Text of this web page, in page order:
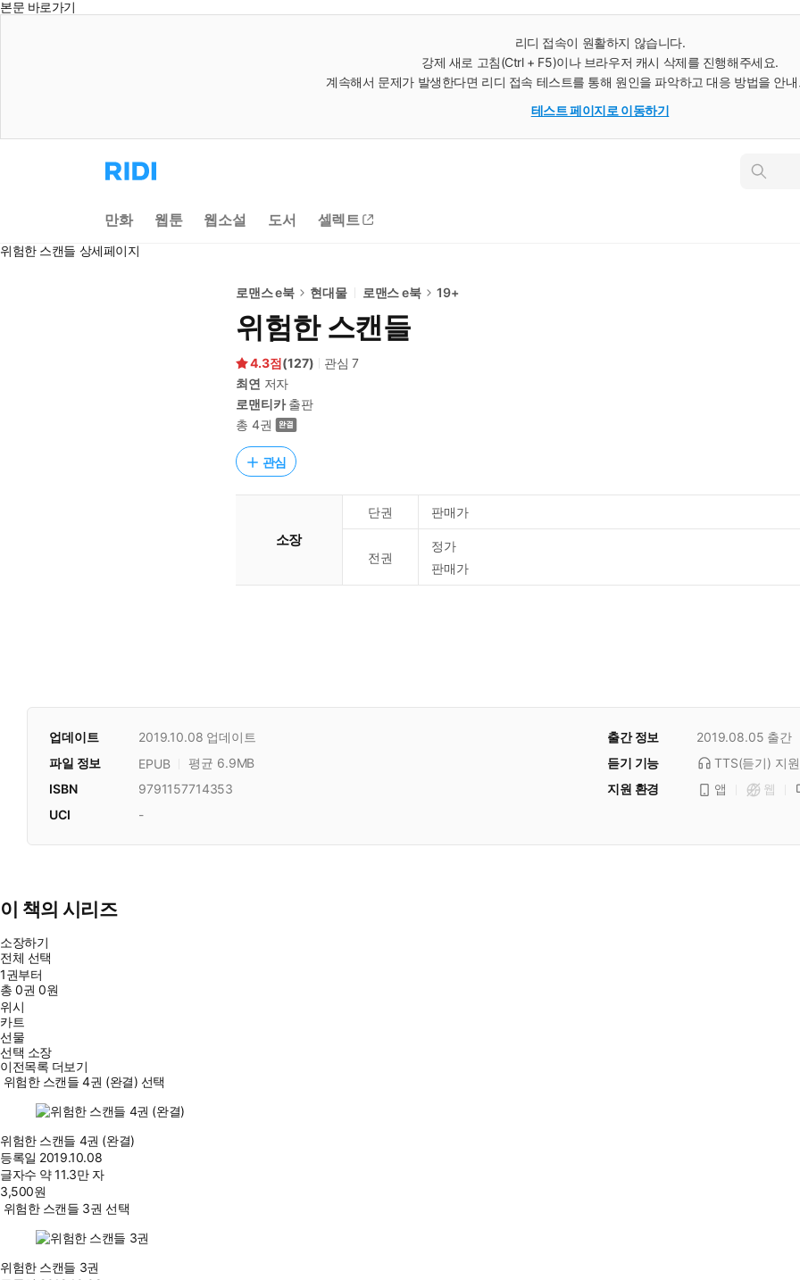
본문 바로가기
리디 접속이 원활하지 않습니다.
강제 새로 고침(Ctrl + F5)이나 브라우저 캐시 삭제를 진행해주세요.
계속해서 문제가 발생한다면 리디 접속 테스트를 통해 원인을 파악하고 대응 방법을 안
테스트 페이지로 이동하기
리
디
으
로
동
인
만화 웹툰 웹소설 도서 셀렉트
위험한 스캔들 상세페이지
로맨스 e북 현대물 로맨스 e북 19+
위험한 스캔들
4.3 (127) 관심7
최연 저자
로맨티카출판
총 4권
관심
소장
단권 판매가
전권
정가
판매가
업데이트 2019.10.08 업데이트 출간 정보 2019.08.05 출간
듣기 기능
TTS(듣기) 지원
파일 정보 EPUB
평균 6.9MB
지원 환경
앱 웹
ISBN
9791157714353
UCI
-
이 책의 시리즈
소장하기
전체 선택
1권부터
총0권 0원
위시
카트
선물
선택 소장
이전목록 더보기
위험한 스캔들 4권 (완결) 선택
위험한 스캔들 4권 (완결)
등록일 2019.10.08
글자수 약 11.3만 자
3,500원
위험한 스캔들 3권 선택
위험한 스캔들 3권